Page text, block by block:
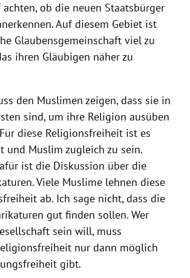
ob die neuen Staatsbürger
Auf diesem Gebiet ist
Glaubensgemeinschaft viel zu
ihren Gläubigen näher zu
den Muslimen zeigen, dass sie in
sind, um ihre Religion ausüben
diese Religionsfreiheit ist es
und Muslim zugleich zu sein.
ist die Diskussion über die
Viele Muslime lehnen diese
ab. Ich sage nicht, dass die
gut finden sollen. Wer
sein will, muss
nur dann möglich
gibt.